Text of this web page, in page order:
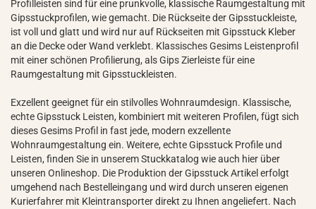
Profilleisten sind für eine prunkvolle, klassische Raumgestaltung mit
Gipsstuckprofilen, wie gemacht. Die Rückseite der Gipsstuckleiste,
ist voll und glatt und wird nur auf Rückseiten mit Gipsstuck Kleber
an die Decke oder Wand verklebt. Klassisches Gesims Leistenprofil
mit einer schönen Profilierung, als Gips Zierleiste für eine
Raumgestaltung mit Gipsstuckleisten.
Exzellent geeignet für ein stilvolles Wohnraumdesign. Klassische,
echte Gipsstuck Leisten, kombiniert mit weiteren Profilen, fügt sich
dieses Gesims Profil in fast jede, modern exzellente
Wohnraumgestaltung ein. Weitere, echte Gipsstuck Profile und
Leisten, finden Sie in unserem Stuckkatalog wie auch hier über
unseren Onlineshop. Die Produktion der Gipsstuck Artikel erfolgt
umgehend nach Bestelleingang und wird durch unseren eigenen
Kurierfahrer mit Kleintransporter direkt zu Ihnen angeliefert. Nach